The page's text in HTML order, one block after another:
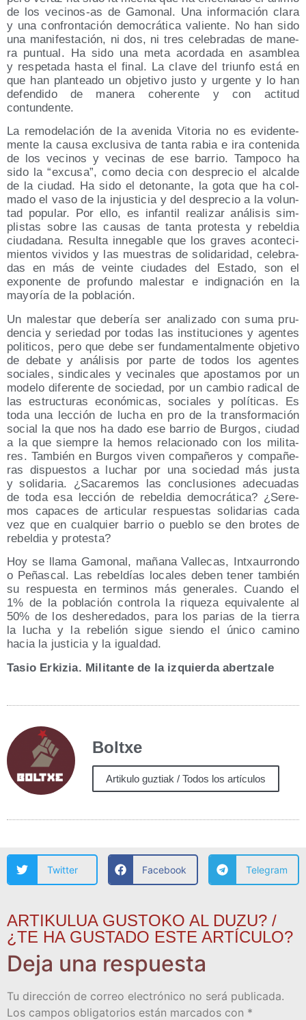
de los veci­nos-as de Gamo­nal. Una infor­ma­ción cla­ra
y una con­fron­ta­ción demo­crá­ti­ca valien­te. No han sido
una mani­fes­ta­ción, ni dos, ni tres cele­bra­das de mane­
ra pun­tual. Ha sido una meta acor­da­da en asam­blea
y res­pe­ta­da has­ta el final. La cla­ve del triun­fo está en
que han plan­tea­do un obje­ti­vo jus­to y urgen­te y lo han
defen­di­do de mane­ra cohe­ren­te y con acti­tud
contundente.
La remo­de­la­ción de la ave­ni­da Vito­ria no es evi­den­te­
men­te la cau­sa exclu­si­va de tan­ta rabia e ira con­te­ni­da
de los veci­nos y veci­nas de ese barrio. Tam­po­co ha
sido la “excu­sa”, como decia con des­pre­cio el alcal­de
de la ciu­dad. Ha sido el deto­nan­te, la gota que ha col­
ma­do el vaso de la injus­ti­cia y del des­pre­cio a la volun­
tad popu­lar. Por ello, es infan­til rea­li­zar aná­li­sis sim­
plis­tas sobre las cau­sas de tan­ta pro­tes­ta y rebel­dia
ciu­da­da­na. Resul­ta inne­ga­ble que los gra­ves acon­te­ci­
mien­tos vivi­dos y las mues­tras de soli­da­ri­dad, cele­bra­
das en más de vein­te ciu­da­des del Esta­do, son el
expo­nen­te de pro­fun­do males­tar e indig­na­ción en la
mayo­ría de la población.
Un males­tar que debe­ría ser ana­li­za­do con suma pru­
den­cia y serie­dad por todas las ins­ti­tu­cio­nes y agen­tes
poli­ti­cos, pero que debe ser fun­da­men­tal­men­te obje­ti­vo
de deba­te y aná­li­sis por par­te de todos los agen­tes
socia­les, sin­di­ca­les y veci­na­les que apos­ta­mos por un
mode­lo dife­ren­te de socie­dad, por un cam­bio radi­cal de
las estruc­tu­ras eco­nó­mi­cas, socia­les y polí­ti­cas. Es
toda una lec­ción de lucha en pro de la trans­for­ma­ción
social la que nos ha dado ese barrio de Bur­gos, ciu­dad
a la que siem­pre la hemos rela­cio­na­do con los mili­ta­
res. Tam­bién en Bur­gos viven com­pa­ñe­ros y com­pa­ñe­
ras dis­pues­tos a luchar por una socie­dad más jus­ta
y soli­da­ria. ¿Saca­re­mos las con­clu­sio­nes ade­cua­das
de toda esa lec­ción de rebel­dia demo­crá­ti­ca? ¿Sere­
mos capa­ces de arti­cu­lar res­pues­tas soli­da­rias cada
vez que en cual­quier barrio o pue­blo se den bro­tes de
rebel­dia y protesta?
Hoy se lla­ma Gamo­nal, maña­na Valle­cas, Intxau­rron­do
o Peñas­cal. Las rebel­días loca­les deben tener tam­bién
su res­pues­ta en ter­mi­nos más gene­ra­les. Cuan­do el
1% de la pobla­ción con­tro­la la rique­za equi­va­len­te al
50% de los des­he­re­da­dos, para los parias de la tie­rra
la lucha y la rebe­lión sigue sien­do el úni­co camino
hacia la jus­ti­cia y la igualdad.
Tasio Erki­zia. Mili­tan­te de la izquier­da abertzale
Boltxe
Artikulo guztiak / Todos los artículos
Twitter Facebook Telegram
ARTIKULUA GUSTOKO AL DUZU? /
¿TE HA GUSTADO ESTE ARTÍCULO?
Deja una respuesta
Tu dirección de correo electrónico no será publicada.
Los campos obligatorios están marcados con *